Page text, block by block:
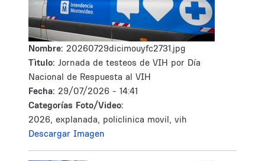
Nombre: 20260729dicimouyfc2731.jpg
Tìtulo: Jornada de testeos de VIH por Día
Nacional de Respuesta al VIH
Fecha: 29/07/2026 - 14:41
Categorías Foto/Video:
2026, explanada, policlinica movil, vih
Descargar Imagen